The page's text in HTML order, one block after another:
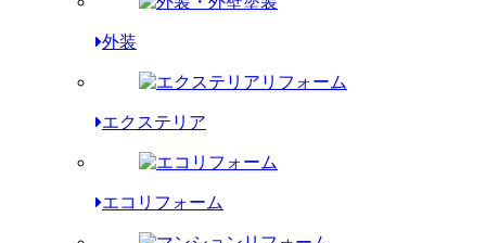
外装
エクステリア
エコリフォーム